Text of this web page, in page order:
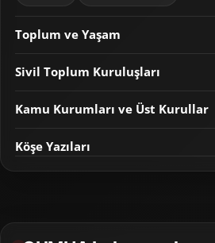
Toplum ve Yaşam
Sivil Toplum Kuruluşları
Kamu Kurumları ve Üst Kurullar
Köşe Yazıları